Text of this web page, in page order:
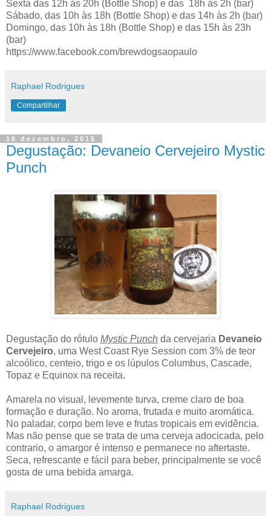
Sexta das 12h às 20h (Bottle Shop) e das 18h às 2h (bar)
Sábado, das 10h às 18h (Bottle Shop) e das 14h às 2h (bar)
Domingo, das 10h às 18h (Bottle Shop) e das 15h às 23h
(bar)
https://www.facebook.com/brewdogsaopaulo
Raphael Rodrigues
Compartilhar
16 dezembro, 2015
Degustação: Devaneio Cervejeiro Mystic
Punch
Degustação do rótulo Mystic Punch da cervejaria Devaneio
Cervejeiro, uma West Coast Rye Session com 3% de teor
alcoólico, centeio, trigo e os lúpulos Columbus, Cascade,
Topaz e Equinox na receita.
Amarela no visual, levemente turva, creme claro de boa
formação e duração. No aroma, frutada e muito aromática.
No paladar, corpo bem leve e frutas tropicais em evidência.
Mas não pense que se trata de uma cerveja adocicada, pelo
contrario, o amargor é intenso e permanece no aftertaste.
Seca, refrescante e fácil para beber, principalmente se você
gosta de uma bebida amarga.
Raphael Rodrigues